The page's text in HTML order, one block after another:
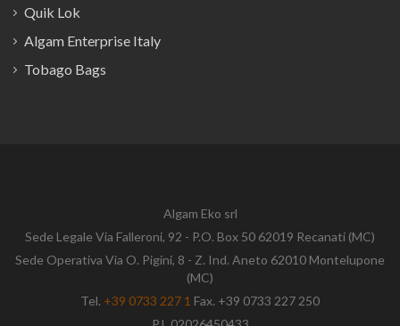
Quik Lok
Algam Enterprise Italy
Tobago Bags
Algam Eko srl
Sede Legale Via Falleroni, 92 - P.O. Box 50 62019 Recanati (MC)
Sede Operativa Via O. Pigini, 8 - Z. Ind. Aneto 62010 Montelupone
(MC)
Tel. +39 0733 227 1 Fax. +39 0733 227 250